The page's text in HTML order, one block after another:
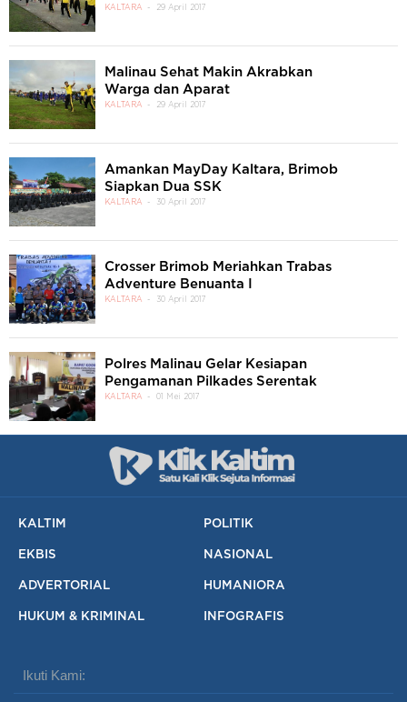
KALTARA 29 April 2017
Malinau Sehat Makin Akrabkan
Warga dan Aparat
KALTARA 29 April 2017
Amankan MayDay Kaltara, Brimob
Siapkan Dua SSK
KALTARA 30 April 2017
Crosser Brimob Meriahkan Trabas
Adventure Benuanta I
KALTARA 30 April 2017
Polres Malinau Gelar Kesiapan
Pengamanan Pilkades Serentak
KALTARA 01 Mei 2017
KALTIM POLITIK
EKBIS NASIONAL
ADVERTORIAL HUMANIORA
HUKUM & KRIMINAL INFOGRAFIS
Ikuti Kami: